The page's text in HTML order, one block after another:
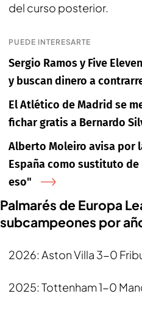
del curso posterior.
PUEDE INTERESARTE
Sergio Ramos y Five
y buscan dinero a
El Atlético de Madrid se
fichar gratis a Bernardo
Alberto Moleiro avisa por
España como sustituto de
eso"
Palmarés de Europa
subcampeones por
2026: Aston Villa 3-0
2025: Tottenham 1-0